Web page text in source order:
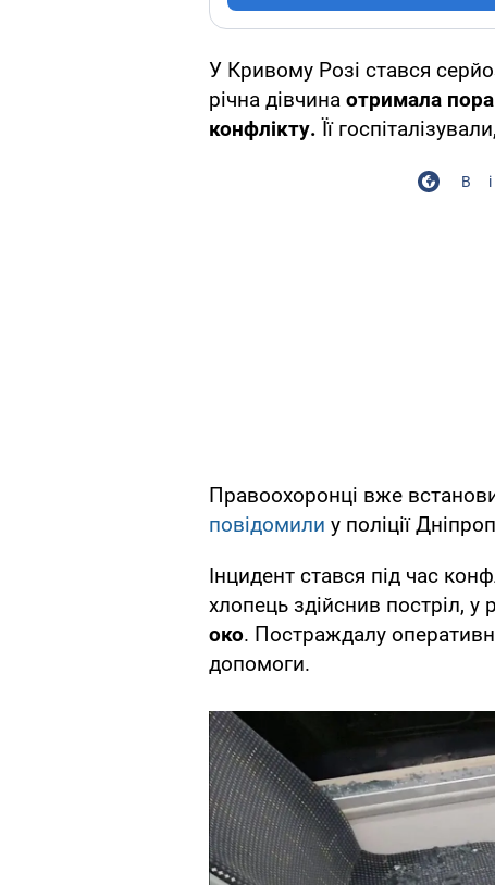
У Кривому Розі стався
річна дівчина отримала
конфлікту. Її
Правоохоронці вже
повідомили у поліції
Інцидент стався під час
хлопець здійснив постріл, у
око. Постраждалу
допомоги.